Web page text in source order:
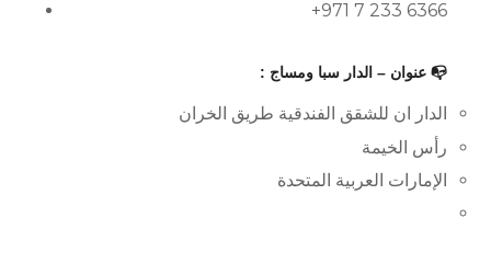
+971 7 233 6366
📭 عنوان – الدار سبا ومساج :
الدار ان للشقق الفندقية طريق الخران
رأس الخيمة
الإمارات العربية المتحدة